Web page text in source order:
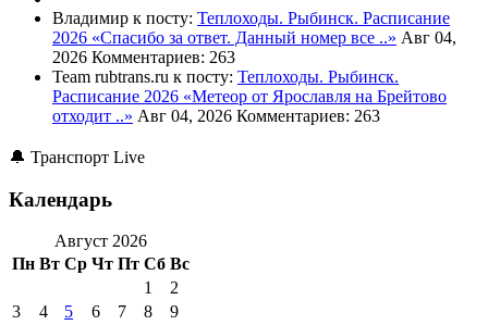
Владимир к посту: Теплоходы. Рыбинск. Расписание
2026 «Спасибо за ответ. Данный номер все ..» Авг 04,
2026 Комментариев: 263
Team rubtrans.ru к посту: Теплоходы. Рыбинск.
Расписание 2026 «Метеор от Ярославля на Брейтово
отходит ..» Авг 04, 2026 Комментариев: 263
🔔 Транспорт Live
Календарь
Август 2026
Пн Вт Ср Чт Пт Сб Вс
1
2
3
4 5 6 7 8
9